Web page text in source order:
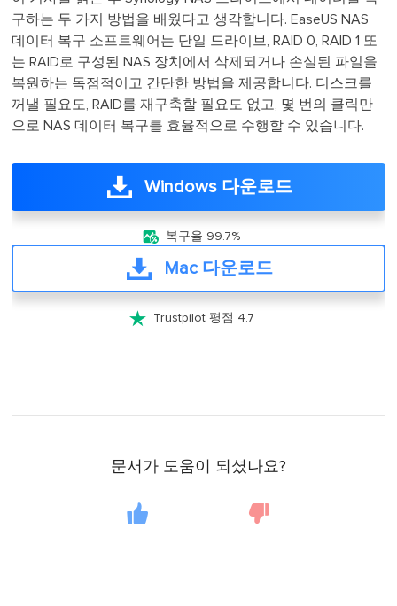
구하는 두 가지 방법을 배웠다고 생각합니다. EaseUS NAS
데이터 복구 소프트웨어는 단일 드라이브, RAID 0, RAID 1 또
는 RAID로 구성된 NAS 장치에서 삭제되거나 손실된 파일을
복원하는 독점적이고 간단한 방법을 제공합니다. 디스크를
꺼낼 필요도, RAID를 재구축할 필요도 없고, 몇 번의 클릭만
으로 NAS 데이터 복구를 효율적으로 수행할 수 있습니다.
Windows 다운로드
 복구율 99.7%
Mac 다운로드
 Trustpilot 평점 4.7
문서가 도움이 되셨나요?